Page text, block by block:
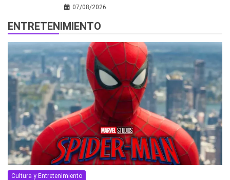
07/08/2026
ENTRETENIMIENTO
Cultura y Entretenimiento